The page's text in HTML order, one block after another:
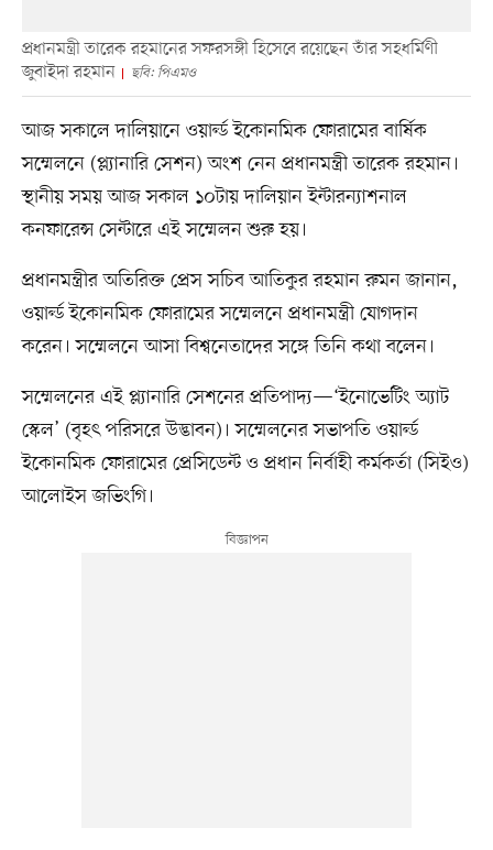
প্রধানমন্ত্রী তারেক রহমানের সফরসঙ্গী হিসেবে রয়েছেন তাঁর সহধর্মিণী
জুবাইদা রহমান
ছবি: পিএমও
আজ সকালে দালিয়ানে ওয়ার্ল্ড ইকোনমিক ফোরামের বার্ষিক
সম্মেলনে (প্ল্যানারি সেশন) অংশ নেন প্রধানমন্ত্রী তারেক রহমান।
স্থানীয় সময় আজ সকাল ১০টায় দালিয়ান ইন্টারন্যাশনাল
কনফারেন্স সেন্টারে এই সম্মেলন শুরু হয়।
প্রধানমন্ত্রীর অতিরিক্ত প্রেস সচিব আতিকুর রহমান রুমন জানান,
ওয়ার্ল্ড ইকোনমিক ফোরামের সম্মেলনে প্রধানমন্ত্রী যোগদান
করেন। সম্মেলনে আসা বিশ্বনেতাদের সঙ্গে তিনি কথা বলেন।
সম্মেলনের এই প্ল্যানারি সেশনের প্রতিপাদ্য—‘ইনোভেটিং অ্যাট
স্কেল’ (বৃহৎ পরিসরে উদ্ভাবন)। সম্মেলনের সভাপতি ওয়ার্ল্ড
ইকোনমিক ফোরামের প্রেসিডেন্ট ও প্রধান নির্বাহী কর্মকর্তা (সিইও)
আলোইস জভিংগি।